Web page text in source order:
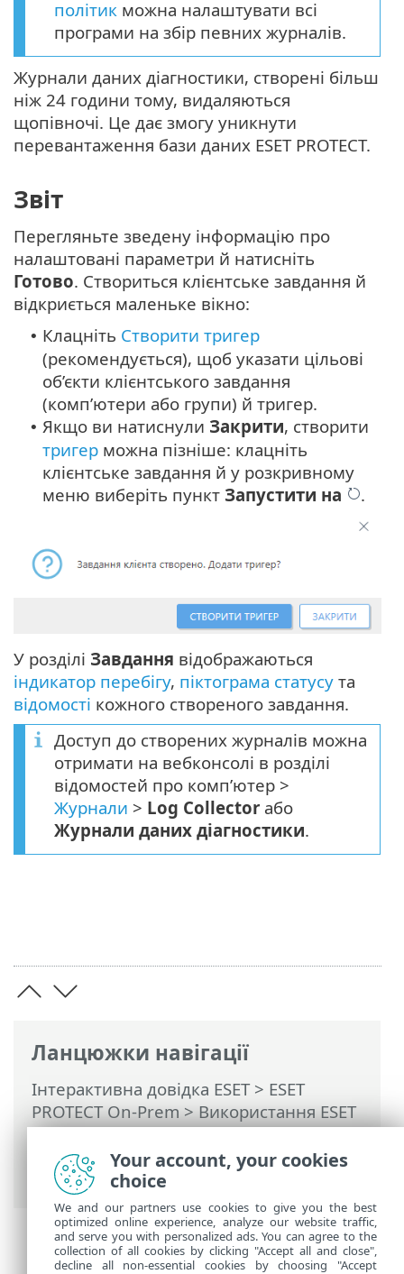
Ланцюжки навігації
Інтерактивна довідка ESET> ESET
PROTECT On-Prem>Використання ESET
PROTECT On-Prem>ESET PROTECT On-
Prem Головне меню>Завдання>
Завдання клієнта
> Діагностичні дані
політик можна налаштувати всі
програми на збір певних журналів.
Журнали даних діагностики, створені більш
ніж 24 години тому, видаляються
щопівночі. Це дає змогу уникнути
перевантаження бази даних ESET PROTECT.
Звіт
Перегляньте зведену інформацію про
налаштовані параметри й натисніть
Готово. Створиться клієнтське завдання й
відкриється маленьке вікно:
• Клацніть Створити тригер
(рекомендується), щоб указати цільові
об’єкти клієнтського завдання
(комп’ютери або групи) й тригер.
• Якщо ви натиснули Закрити, створити
тригер можна пізніше: клацніть
клієнтське завдання й у розкривному
меню виберіть пункт Запустити на .
У розділі Завдання відображаються
індикатор перебігу, піктограма статусу та
відомості кожного створеного завдання.
Доступ до створених журналів можна
отримати на вебконсолі в розділі
відомостей про комп’ютер >
Журнали > Log Collector або
Журнали даних діагностики.
Your account, your cookies
choice
We and our partners use cookies to give you the best
optimized online experience, analyze our website traffic,
and serve you with personalized ads. You can agree to the
collection of all cookies by clicking "Accept all and close",
decline all non-essential cookies by choosing "Accept